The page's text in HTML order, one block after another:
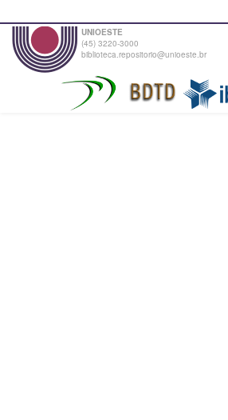
UNIOESTE
(45) 3220-3000
biblioteca.repositorio@unioeste.br